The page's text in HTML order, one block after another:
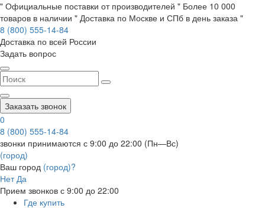
" Официальные поставки от производителей " Более 10 000
товаров в наличии " Доставка по Москве и СПб в день заказа "
8 (800) 555-14-84
Доставка по всей России
Задать вопрос
Заказать звонок
0
8 (800) 555-14-84
звонки принимаются с 9:00 до 22:00 (Пн—Вс)
(город)
Ваш город (город)?
Нет Да
Прием звонков с 9:00 до 22:00
Где купить